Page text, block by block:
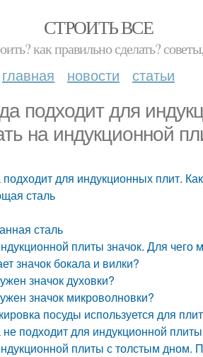
СТРОИТЬ ВСЕ
как правильно сделать?
главная новости статьи
подходит для
на индукционной
подходит для индукционных плит.
сталь
сталь
плиты значок. Для чего
значок бокала и вилки?
значок духовки?
значок микроволновки?
посуды используется для
не подходит для индукционной
плиты с толстым дном.